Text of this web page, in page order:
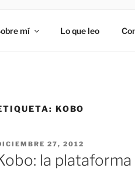
mí Lo que leo
KOBO
27, 2012
la